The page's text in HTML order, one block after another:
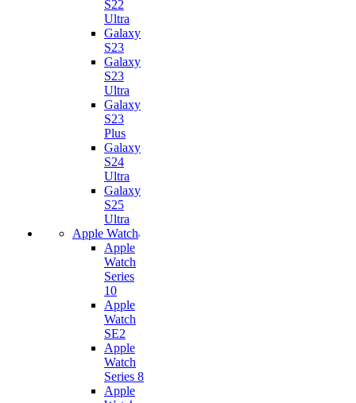
S22
Ultra
Galaxy
S23
Galaxy
S23
Ultra
Galaxy
S23
Plus
Galaxy
S24
Ultra
Galaxy
S25
Ultra
Apple Watch
Apple
Watch
Series
10
Apple
Watch
SE2
Apple
Watch
Series 8
Apple